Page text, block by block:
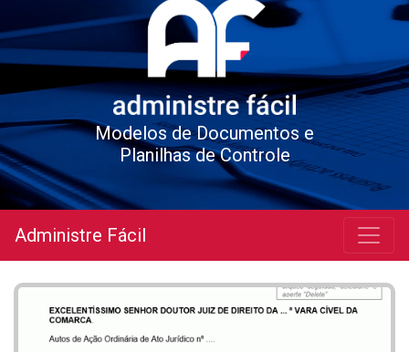
Modelos de Documentos e
Planilhas de Controle
Administre Fácil